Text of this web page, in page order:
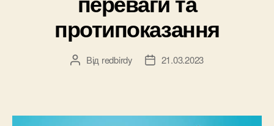
протипоказання
Автор
Від redbirdy
Дата21.03.2023